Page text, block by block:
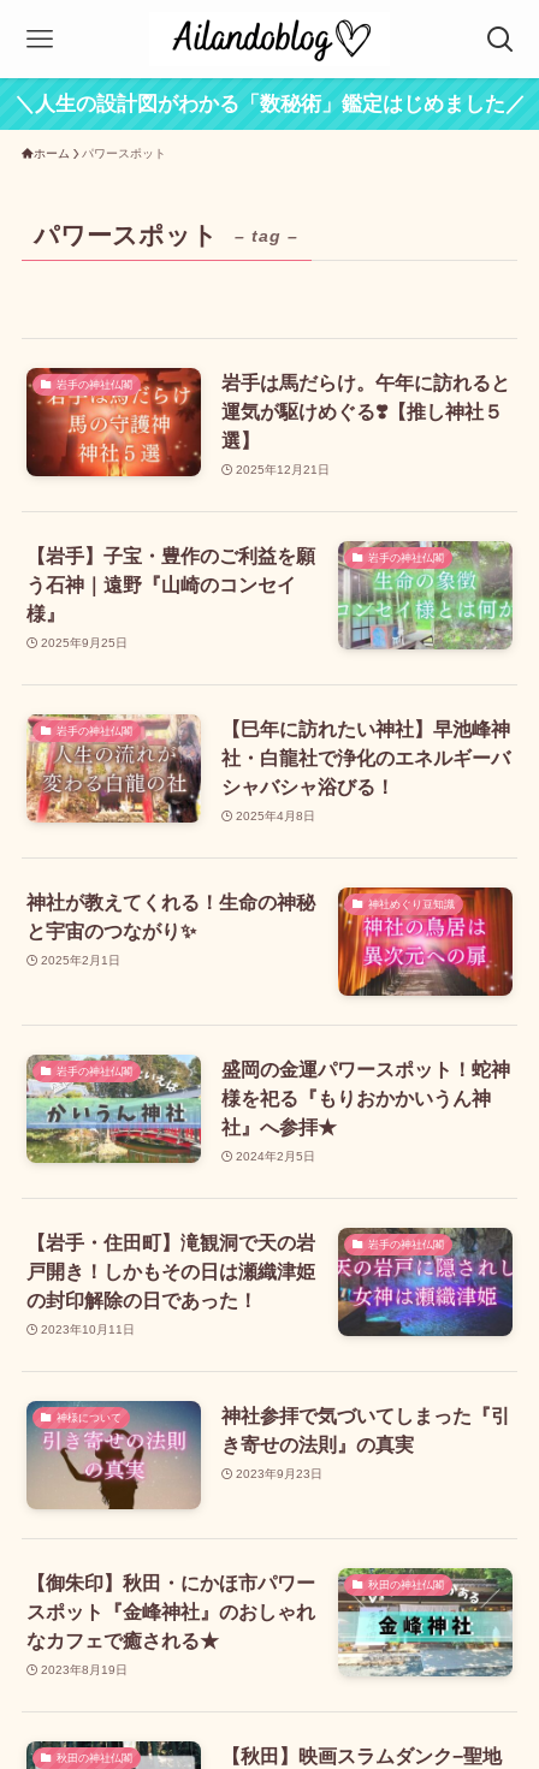
＼人生の設計図がわかる「数秘術」鑑定はじめました／
ホーム パワースポット
パワースポット – tag –
岩手の神社仏閣
岩手は馬だらけ。午年に訪れると
運気が駆けめぐる❣️【推し神社５
選】
2025年12月21日
岩手の神社仏閣
【岩手】子宝・豊作のご利益を願
う石神｜遠野『山崎のコンセイ
様』
2025年9月25日
岩手の神社仏閣
【巳年に訪れたい神社】早池峰神
社・白龍社で浄化のエネルギーバ
シャバシャ浴びる！
2025年4月8日
神社めぐり豆知識
神社が教えてくれる！生命の神秘
と宇宙のつながり✨
2025年2月1日
岩手の神社仏閣
盛岡の金運パワースポット！蛇神
様を祀る『もりおかかいうん神
社』へ参拝★
2024年2月5日
岩手の神社仏閣
【岩手・住田町】滝観洞で天の岩
戸開き！しかもその日は瀬織津姫
の封印解除の日であった！
2023年10月11日
神様について
神社参拝で気づいてしまった『引
き寄せの法則』の真実
2023年9月23日
秋田の神社仏閣
【御朱印】秋田・にかほ市パワー
スポット『金峰神社』のおしゃれ
なカフェで癒される★
2023年8月19日
秋田の神社仏閣
【秋田】映画スラムダンク−聖地